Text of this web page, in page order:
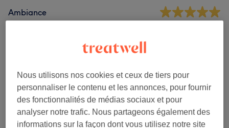
Ambiance
Filtrer les avis
Nous utilisons nos cookies et ceux de tiers pour
personnaliser le contenu et les annonces, pour fournir
des fonctionnalités de médias sociaux et pour
analyser notre trafic. Nous partageons également des
informations sur la façon dont vous utilisez notre site